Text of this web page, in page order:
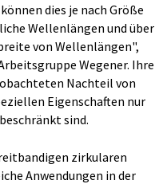
dies je nach Größe
Wellenlängen und über
von Wellenlängen",
Wegener. Ihre
Nachteil von
Eigenschaften nur
sind.
zirkularen
Anwendungen in der